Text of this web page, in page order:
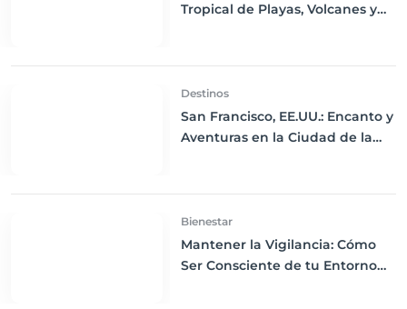
Tropical de Playas, Volcanes y
Destinos
San Francisco, EE.UU.: Encanto y
Aventuras en la Ciudad de la
Bienestar
Mantener la Vigilancia: Cómo
Ser Consciente de tu Entorno